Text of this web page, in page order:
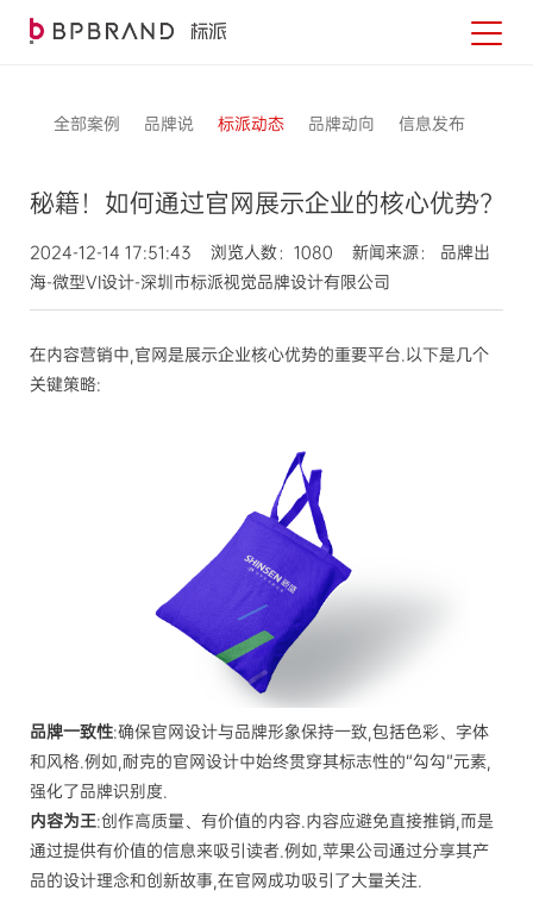
全部案例 品牌说 标派动态 品牌动向 信息发布
秘籍！如何通过官网展示企业的核心优势?
2024-12-14 17:51:43 浏览人数：1080 新闻来源： 品牌出
海-微型VI设计-深圳市标派视觉品牌设计有限公司
在内容营销中,官网是展示企业核心优势的重要平台.以下是几个
关键策略:
品牌一致性:确保官网设计与品牌形象保持一致,包括色彩、字体
和风格.例如,耐克的官网设计中始终贯穿其标志性的“勾勾”元素,
强化了品牌识别度.
内容为王:创作高质量、有价值的内容.内容应避免直接推销,而是
通过提供有价值的信息来吸引读者.例如,苹果公司通过分享其产
品的设计理念和创新故事,在官网成功吸引了大量关注.